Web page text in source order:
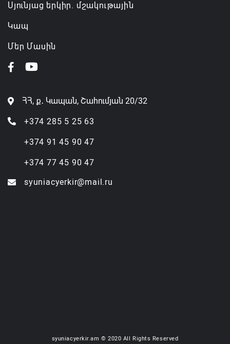
Սյունյաց երկիր. մշակութային
Կապ
Մեր Մասին
ՀՀ, ք․ Կապան, Շահումյան 20/32
+374 285 5 25 63
+374 91 45 90 47
+374 77 45 90 47
syuniacyerkir@mail.ru
syuniacyerkir.am © 2020 All Rights Reserved